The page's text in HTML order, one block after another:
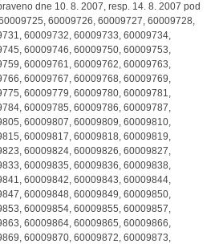
dne 10. 8. 2007, resp. 14. 8. 2007 pod
60009726, 60009727, 60009728,
60009732, 60009733, 60009734,
60009746, 60009750, 60009753,
60009761, 60009762, 60009763,
60009767, 60009768, 60009769,
60009779, 60009780, 60009781,
60009785, 60009786, 60009787,
60009807, 60009809, 60009810,
60009817, 60009818, 60009819,
60009824, 60009826, 60009827,
60009835, 60009836, 60009838,
60009842, 60009843, 60009844,
60009848, 60009849, 60009850,
60009854, 60009855, 60009857,
60009864, 60009865, 60009866,
60009870, 60009872, 60009873,